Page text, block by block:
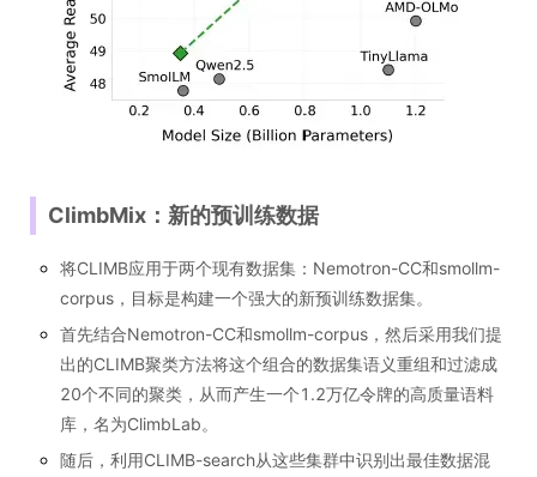
ClimbMix：新的预训练数据
将CLIMB应用于两个现有数据集：Nemotron-CC和smollm-
corpus，目标是构建一个强大的新预训练数据集。
首先结合Nemotron-CC和smollm-corpus，然后采用我们提
出的CLIMB聚类方法将这个组合的数据集语义重组和过滤成
20个不同的聚类，从而产生一个1.2万亿令牌的高质量语料
库，名为ClimbLab。
随后，利用CLIMB-search从这些集群中识别出最佳数据混